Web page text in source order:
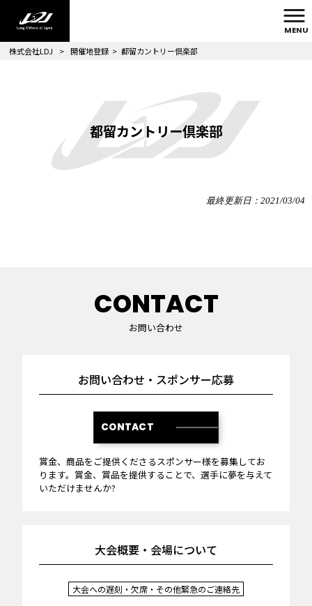
MENU
株式会社LDJ
> 開催地登録 > 都留カントリー倶楽部
都留カントリー倶楽部
最終更新日：2021/03/04
CONTACT
お問い合わせ
お問い合わせ・スポンサー応募
CONTACT
賞金、商品をご提供くださるスポンサー様を募集してお
ります。賞金、賞品を提供することで、選手に夢を与えて
いただけませんか?
大会概要・会場について
大会への遅刻・欠席・その他緊急のご連絡先